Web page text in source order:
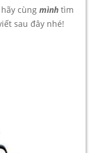
hãy cùngmìnhtìm
sau đây nhé!